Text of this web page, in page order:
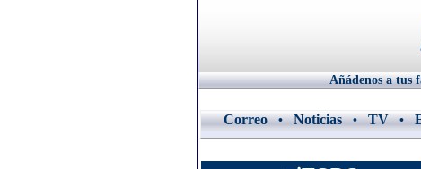
Añádenos a tus
Correo•Noticias•TV•